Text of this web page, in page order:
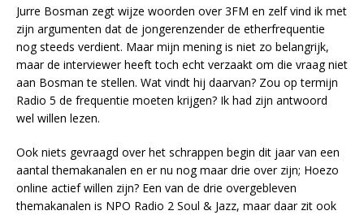
Jurre Bosman zegt wijze woorden over 3FM en zelf vind ik met
zijn argumenten dat de jongerenzender de etherfrequentie
nog steeds verdient. Maar mijn mening is niet zo belangrijk,
maar de interviewer heeft toch echt verzaakt om die vraag niet
aan Bosman te stellen. Wat vindt hij daarvan? Zou op termijn
Radio 5 de frequentie moeten krijgen? Ik had zijn antwoord
wel willen lezen.
Ook niets gevraagd over het schrappen begin dit jaar van een
aantal themakanalen en er nu nog maar drie over zijn; Hoezo
online actief willen zijn? Een van de drie overgebleven
themakanalen is NPO Radio 2 Soul & Jazz, maar daar zit ook